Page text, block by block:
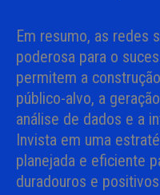
Em resumo, as redes
poderosa para o
permitem a
público-alvo, a
análise de dados e a
Invista em uma
planejada e eficiente
duradouros e